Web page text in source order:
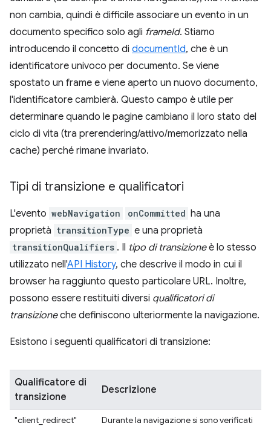
non cambia, quindi è difficile associare un evento in un
documento specifico solo agli frameId. Stiamo
introducendo il concetto di documentId, che è un
identificatore univoco per documento. Se viene
spostato un frame e viene aperto un nuovo documento,
l'identificatore cambierà. Questo campo è utile per
determinare quando le pagine cambiano il loro stato del
ciclo di vita (tra prerendering/attivo/memorizzato nella
cache) perché rimane invariato.
Tipi di transizione e qualificatori
L'evento webNavigation onCommitted ha una
proprietà transitionType e una proprietà
transitionQualifiers . Il tipo di transizioneè lo stesso
utilizzato nell'API History, che descrive il modo in cui il
browser ha raggiunto questo particolare URL. Inoltre,
possono essere restituiti diversi qualificatori di
transizioneche definiscono ulteriormente la navigazione.
Esistono i seguenti qualificatori di transizione:
Qualificatore di
transizione
Descrizione
"client_redirect"
Durante la navigazione si sono verificati